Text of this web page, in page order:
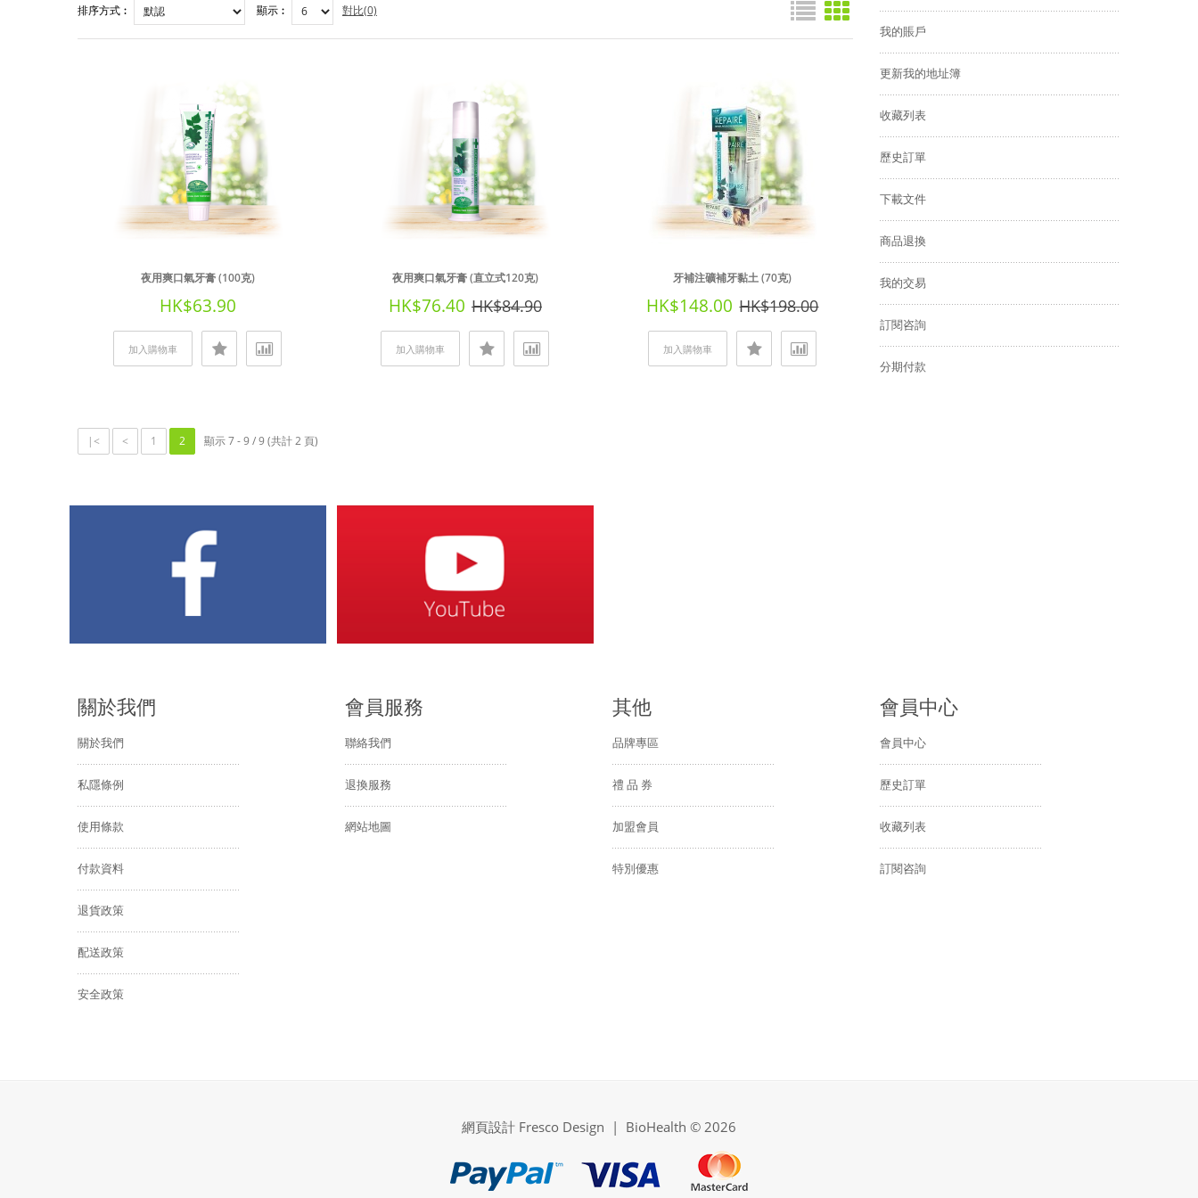
排序方式︰ 顯示︰ 對比(0)
夜用爽口氣牙膏 (100克)
HK$63.90
加入購物車
夜用爽口氣牙膏 (直立式120克)
HK$76.40 HK$84.90
加入購物車
牙補注礦補牙黏土 (70克)
HK$148.00 HK$198.00
加入購物車
|< < 1 2 顯示 7 - 9 / 9 (共計 2 頁)
我的賬戶
更新我的地址簿
收藏列表
歷史訂單
下載文件
商品退換
我的交易
訂閱咨詢
分期付款
關於我們
關於我們
私隱條例
使用條款
付款資料
退貨政策
配送政策
安全政策
會員服務
聯絡我們
退換服務
網站地圖
其他
品牌專區
禮 品 券
加盟會員
特別優惠
會員中心
會員中心
歷史訂單
收藏列表
訂閱咨詢
網頁設計 Fresco Design | BioHealth © 2026